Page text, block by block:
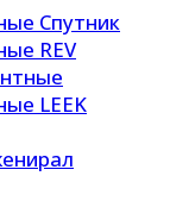
Спутник
REV
LEEK